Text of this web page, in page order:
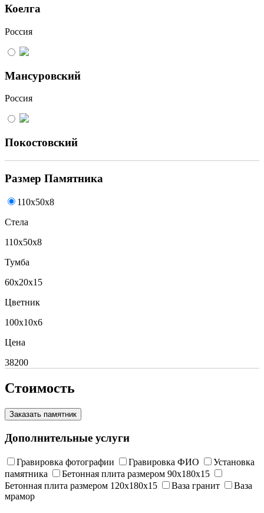
Коелга
Россия
Мансуровский
Россия
Покостовский
Размер Памятника
110x50x8
Стела
110x50x8
Тумба
60x20x15
Цветник
100x10x6
Цена
38200
Стоимость
Заказать памятник
Дополнительные услуги
Гравировка фотографии Гравировка ФИО
Установка
памятника
Бетонная плита размером 90х180х15
Бетонная плита размером 120х180х15
Ваза гранит
Ваза
мрамор